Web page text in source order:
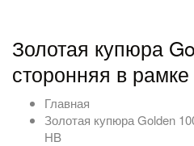
Золотая купюра
сторонняя в
Главная
Золотая купюра Golden
HB